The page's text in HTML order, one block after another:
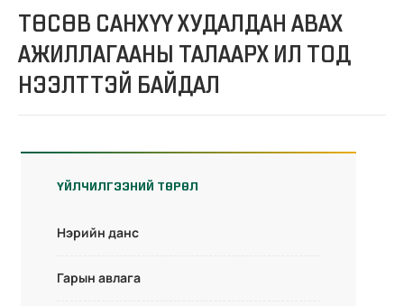
ТӨСӨВ САНХҮҮ ХУДАЛДАН АВАХ
АЖИЛЛАГААНЫ ТАЛААРХ ИЛ ТОД
НЭЭЛТТЭЙ БАЙДАЛ
ҮЙЛЧИЛГЭЭНИЙ ТӨРӨЛ
Нэрийн данс
Гарын авлага